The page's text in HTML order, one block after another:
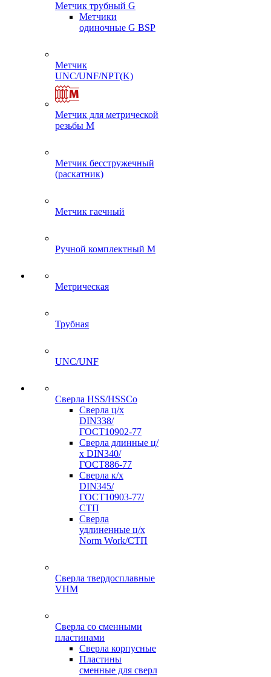
Метчик трубный G
Метчики
одиночные G BSP
Метчик
UNC/UNF/NPT(K)
Метчик для метрической
резьбы M
Метчик бесстружечный
(раскатник)
Метчик гаечный
Ручной комплектный M
Метрическая
Трубная
UNC/UNF
Сверла HSS/HSSCo
Сверла ц/х
DIN338/
ГОСТ10902-77
Сверла длинные ц/
х DIN340/
ГОСТ886-77
Сверла к/х
DIN345/
ГОСТ10903-77/
СТП
Сверла
удлиненные ц/х
Norm Work/СТП
Сверла твердосплавные
VHM
Сверла со сменными
пластинами
Сверла корпусные
Пластины
сменные для сверл